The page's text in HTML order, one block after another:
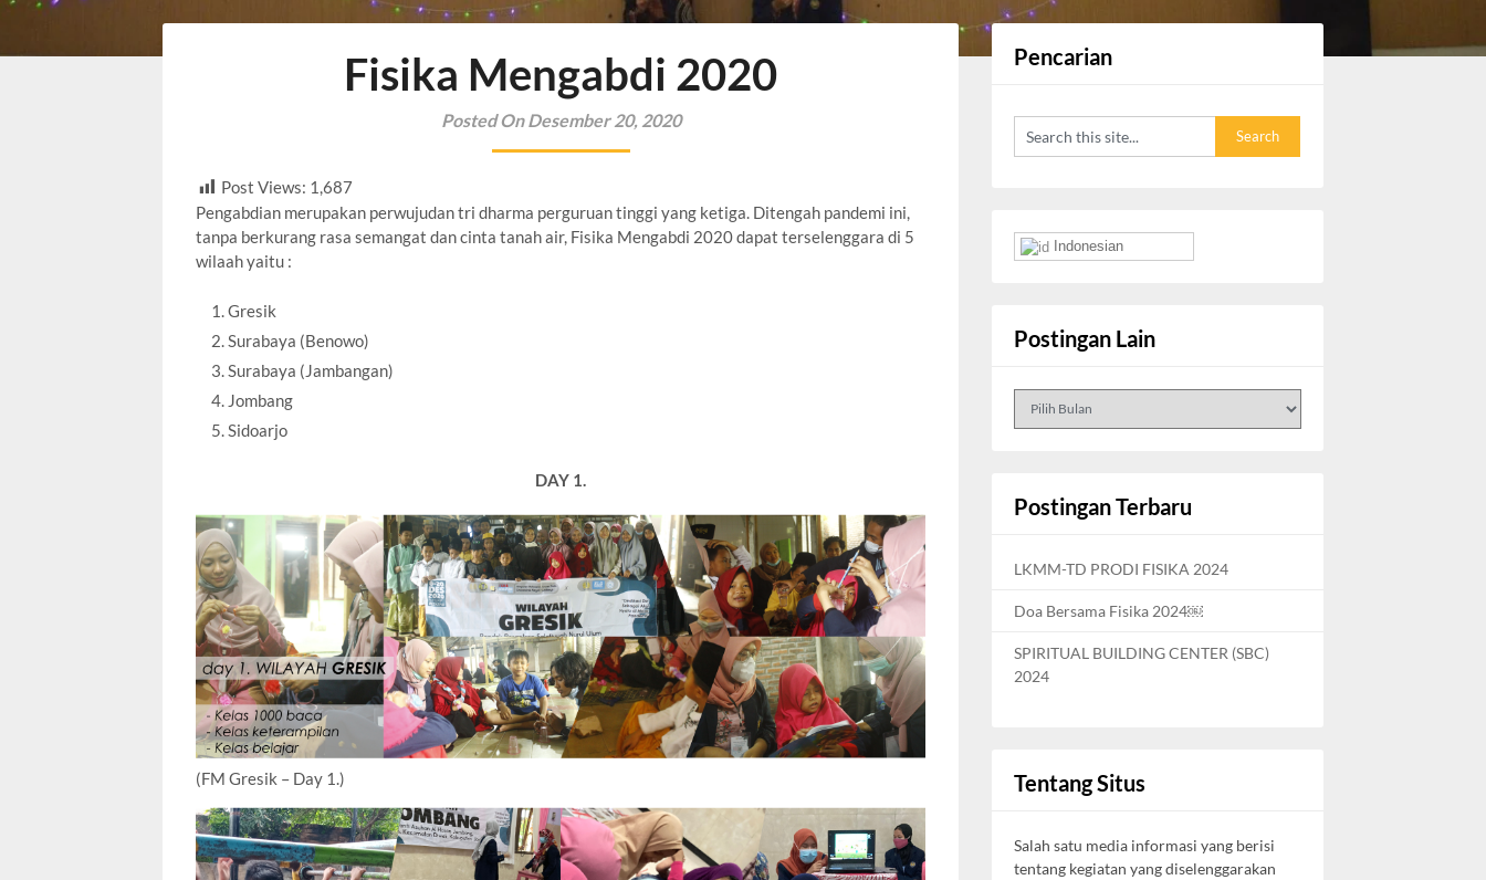
Fisika Mengabdi 2020
Posted On Desember 20, 2020
Post Views: 1,687
Pengabdian merupakan perwujudan tri dharma perguruan tinggi yang ketiga. Ditengah pandemi ini,
tanpa berkurang rasa semangat dan cinta tanah air, Fisika Mengabdi 2020 dapat terselenggara di 5
wilaah yaitu :
Gresik
Surabaya (Benowo)
Surabaya (Jambangan)
Jombang
Sidoarjo
DAY 1.
(FM Gresik – Day 1.)
Pencarian
Indonesian
Postingan Lain
Postingan
Postingan Terbaru
LKMM-TD PRODI FISIKA 2024
Doa Bersama Fisika 2024￼
SPIRITUAL BUILDING CENTER (SBC)
2024
Tentang Situs
Salah satu media informasi yang berisi
tentang kegiatan yang diselenggarakan